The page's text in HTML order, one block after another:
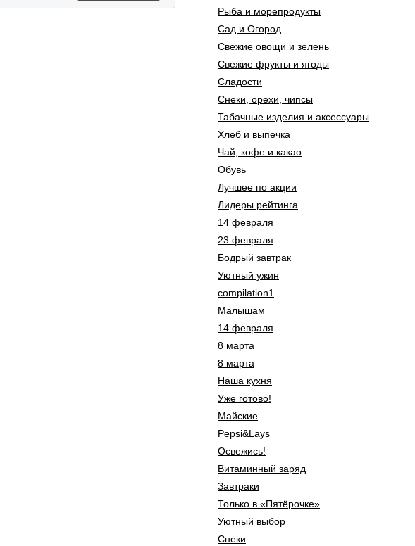
Рыба и морепродукты
Сад и Огород
Свежие овощи и зелень
Свежие фрукты и ягоды
Сладости
Снеки, орехи, чипсы
Табачные изделия и аксессуары
Хлеб и выпечка
Чай, кофе и какао
Обувь
Лучшее по акции
Лидеры рейтинга
14 февраля
23 февраля
Бодрый завтрак
Уютный ужин
compilation1
Малышам
14 февраля
8 марта
8 марта
Наша кухня
Уже готово!
Майские
Pepsi&Lays
Освежись!
Витаминный заряд
Завтраки
Только в «Пятёрочке»
Уютный выбор
Снеки